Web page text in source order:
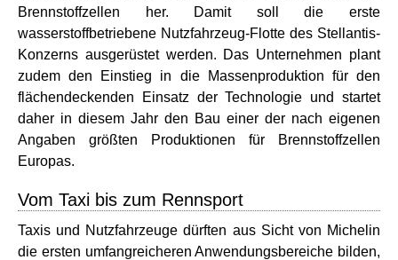
Brennstoffzellen her. Damit soll die erste
wasserstoffbetriebene Nutzfahrzeug-Flotte des Stellantis-
Konzerns ausgerüstet werden. Das Unternehmen plant
zudem den Einstieg in die Massenproduktion für den
flächendeckenden Einsatz der Technologie und startet
daher in diesem Jahr den Bau einer der nach eigenen
Angaben größten Produktionen für Brennstoffzellen
Europas.
Vom Taxi bis zum Rennsport
Taxis und Nutzfahrzeuge dürften aus Sicht von Michelin
die ersten umfangreicheren Anwendungsbereiche bilden,